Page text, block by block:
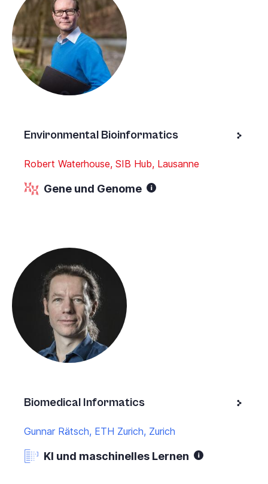
Environmental Bioinformatics
Robert Waterhouse, SIB Hub, Lausanne
Gene und Genome
Biomedical Informatics
Gunnar Rätsch, ETH Zurich, Zurich
KI und maschinelles Lernen